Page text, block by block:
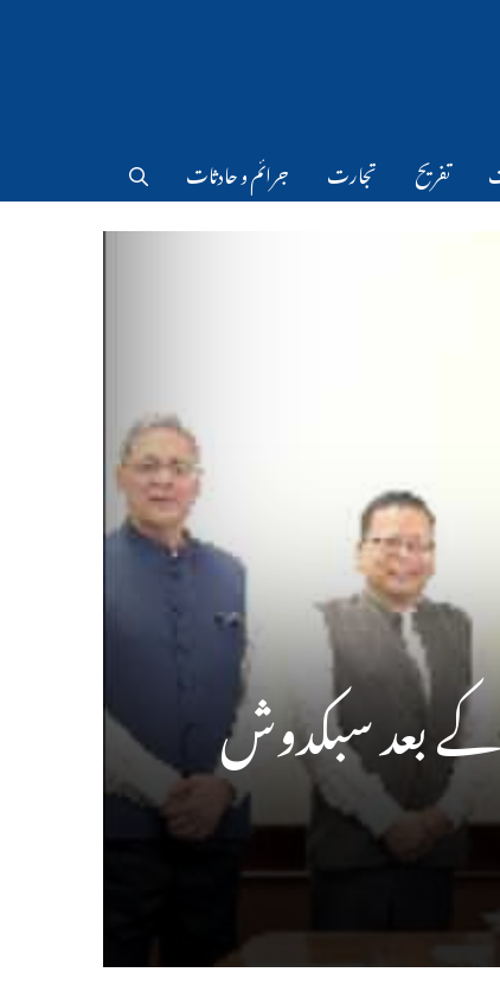
تفریح تجارت جرائم و حادثات
بعد سبکدوش